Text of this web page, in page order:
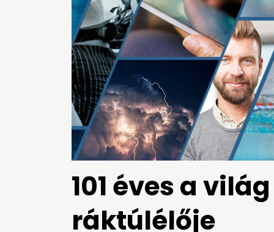
101 éves a
ráktúlélője